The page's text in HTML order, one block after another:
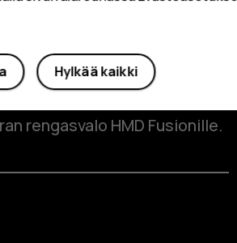
Outfit
rengasvalo HMD Fusionille.
Hylkää kaikki